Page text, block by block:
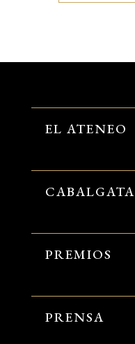
EL ATENEO
CABALGATA
PREMIOS
PRENSA